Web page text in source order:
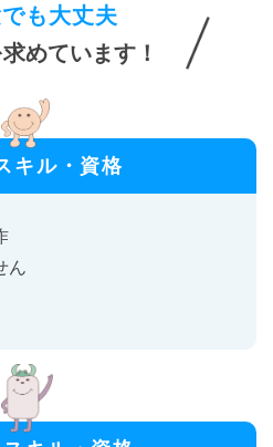
も大丈夫
めています！
キル・資格
ん